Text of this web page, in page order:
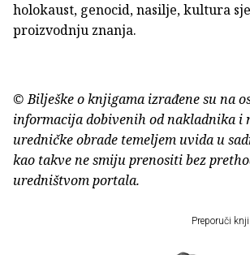
holokaust, genocid, nasilje, kultura
proizvodnju znanja.
© Bilješke o knjigama izrađene su na
informacija dobivenih od nakladnika i
uredničke obrade temeljem uvida u
kao takve ne smiju prenositi bez
uredništvom portala.
Preporuči